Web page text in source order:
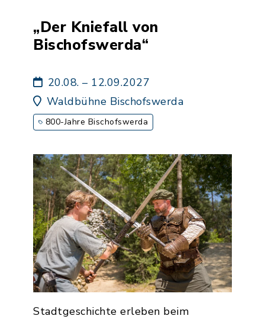
„Der Kniefall von
Bischofswerda“
20.08. – 12.09.2027
Waldbühne Bischofswerda
800-Jahre Bischofswerda
Stadtgeschichte erleben beim